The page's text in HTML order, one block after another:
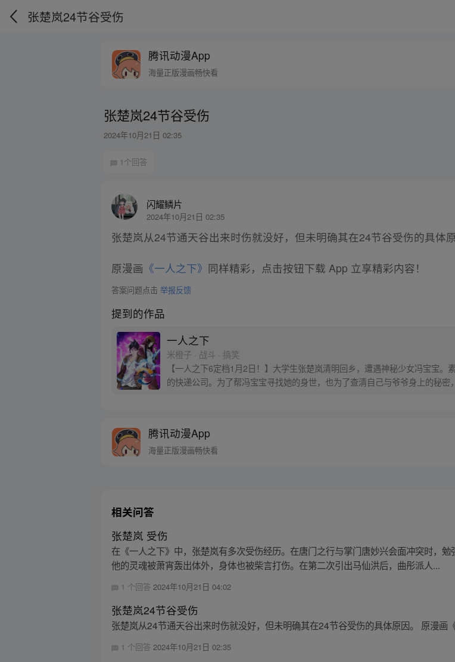
张楚岚24节谷受伤
腾讯动漫App
海量正版漫画畅快看
张楚岚24节谷受伤
2024年10月21日 02:35
1个回答
闪耀鳞片
2024年10月21日 02:35
张楚岚从24节通天谷出来时伤就没好，但未明确其在24节谷受伤的具体原
原漫画 《一人之下》 同样精彩，点击按钮下载 App 立享精彩内容！
答案问题点击举报反馈
提到的作品
一人之下
米橙子 · 战斗 · 搞笑
【一人之下6定档1月2日！】大学生张楚岚清明回乡，遭遇神秘少女冯宝宝
的快递公司。为了帮冯宝宝寻找她的身世，也为了查清自己与爷爷身上的秘密
腾讯动漫App
海量正版漫画畅快看
相关问答
张楚岚 受伤
在《一人之下》中，张楚岚有多次受伤经历。在唐门之行与掌门唐妙兴会面冲突时，
他的灵魂被萧宵轰出体外，身体也被柴言打伤。在第二次引出马仙洪后，曲彤派人...
1 个回答2024年10月21日 04:02
张楚岚24节谷受伤
张楚岚从24节通天谷出来时伤就没好，但未明确其在24节谷受伤的具体原因。 原漫画
1 个回答2024年10月21日 02:35